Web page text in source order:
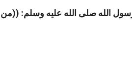
الله صلى الله عليه وسلم: ((من